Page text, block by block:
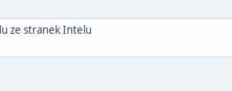
ze stranek Intelu